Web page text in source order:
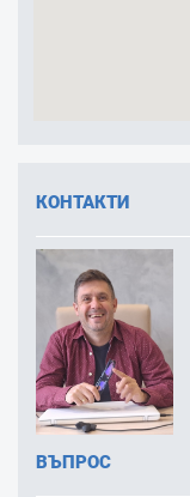
КОНТАКТИ
ВЪПРОС